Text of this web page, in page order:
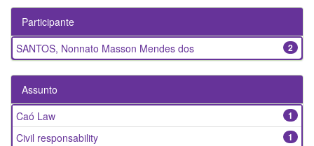
Participante
2
SANTOS, Nonnato Masson Mendes dos
Assunto
1
Caó Law
1
Civil responsability